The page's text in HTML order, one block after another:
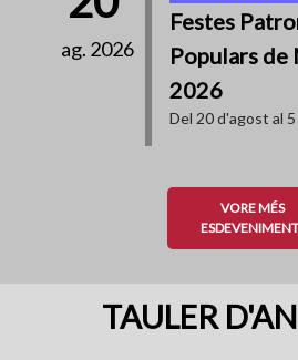
ag. 2026
Festes
Populars de
2026
Del 20 d'agost al
VORE MÉS
TAULER